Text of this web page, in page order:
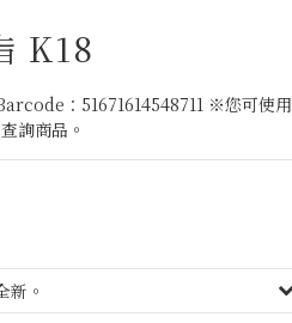
K18
：51671614548711 ※您可使用
詢商品。